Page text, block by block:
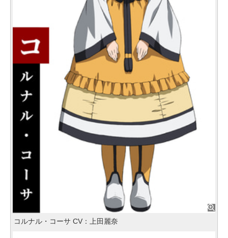
コルナル・コーサ CV：上田麗奈